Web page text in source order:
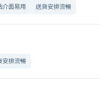
介面易用 送貨安排流暢
安排流暢